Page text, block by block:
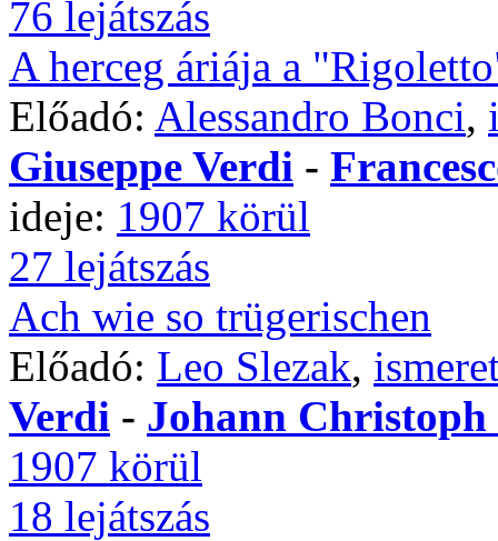
76 lejátszás
A herceg áriája a
Előadó: Alessandro Bonci,
Giuseppe Verdi -
ideje: 1907 körül
27 lejátszás
Ach wie so trügerischen
Előadó: Leo Slezak,
Verdi - Johann
1907 körül
18 lejátszás